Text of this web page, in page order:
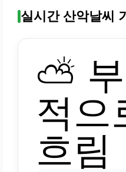
실시간 산악날씨
⛅
적으
흐림